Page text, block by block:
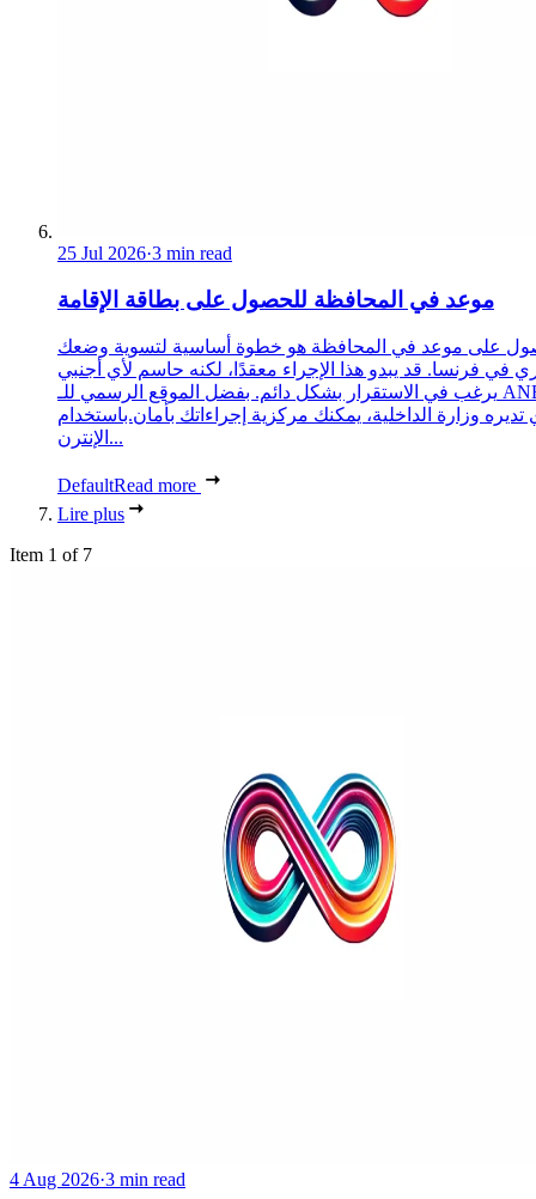
25 Jul 2026·3 min read
موعد في المحافظة للحصول على بطاقة الإقامة
على موعد في المحافظة هو خطوة أساسية لتسوية وضعك
في فرنسا. قد يبدو هذا الإجراء معقدًا، لكنه حاسم لأي أجنبي
يرغب في الاستقرار بشكل دائم. بفضل الموقع الرسمي للـ ANEF،
تديره وزارة الداخلية، يمكنك مركزية إجراءاتك بأمان.باستخدام
الإنترن...
DefaultRead more
Lire plus
Item 1 of 7
4 Aug 2026·3 min read